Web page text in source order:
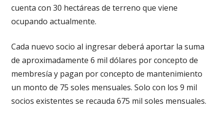
cuenta con 30 hectáreas de terreno que viene
ocupando actualmente.
Cada nuevo socio al ingresar deberá aportar la suma
de aproximadamente 6 mil dólares por concepto de
membresía y pagan por concepto de mantenimiento
un monto de 75 soles mensuales. Solo con los 9 mil
socios existentes se recauda 675 mil soles mensuales.